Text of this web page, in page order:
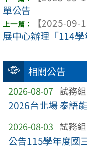
相關公告
2026-08-07 試務組
2026台北場 泰語
2026-08-03 試務組
公告115學年度國
單公告
【2025-09-
展中心辦理「114